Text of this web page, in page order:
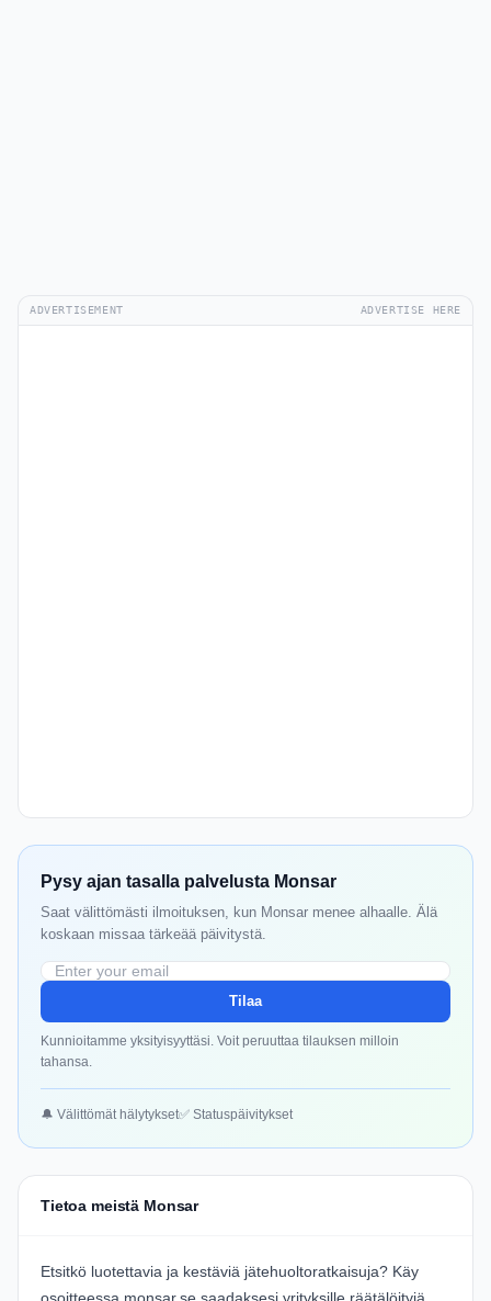
ADVERTISEMENT ADVERTISE HERE
Pysy ajan tasalla palvelusta Monsar
Saat välittömästi ilmoituksen, kun Monsar menee alhaalle. Älä
koskaan missaa tärkeää päivitystä.
Tilaa
Kunnioitamme yksityisyyttäsi. Voit peruuttaa tilauksen milloin
tahansa.
🔔 Välittömät hälytykset✅ Statuspäivitykset
Tietoa meistä Monsar
Etsitkö luotettavia ja kestäviä jätehuoltoratkaisuja? Käy